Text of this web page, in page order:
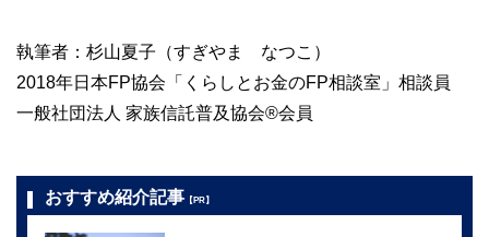
執筆者：杉山夏子（すぎやま なつこ）
2018年日本FP協会「くらしとお金のFP相談室」相談員
一般社団法人 家族信託普及協会®会員
おすすめ紹介記事 【PR】